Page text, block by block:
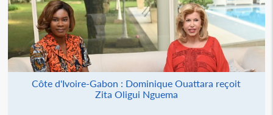
Côte d'Ivoire-Gabon : Dominique Ouattara reçoit
Zita Oligui Nguema